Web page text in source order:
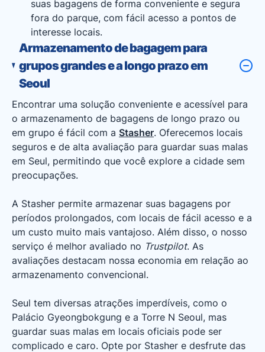
suas bagagens de forma conveniente e segura
fora do parque, com fácil acesso a pontos de
interesse locais.
Armazenamento de bagagem para
grupos grandes e a longo prazo em
Seoul
Encontrar uma solução conveniente e acessível para
o armazenamento de bagagens de longo prazo ou
em grupo é fácil com a Stasher. Oferecemos locais
seguros e de alta avaliação para guardar suas malas
em Seul, permitindo que você explore a cidade sem
preocupações.
A Stasher permite armazenar suas bagagens por
períodos prolongados, com locais de fácil acesso e a
um custo muito mais vantajoso. Além disso, o nosso
serviço é melhor avaliado no Trustpilot. As
avaliações destacam nossa economia em relação ao
armazenamento convencional.
Seul tem diversas atrações imperdíveis, como o
Palácio Gyeongbokgung e a Torre N Seoul, mas
guardar suas malas em locais oficiais pode ser
complicado e caro. Opte por Stasher e desfrute das